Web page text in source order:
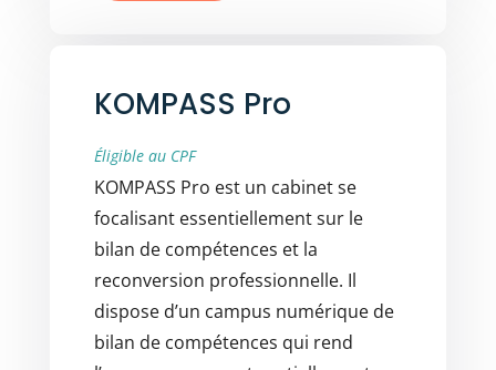
KOMPASS Pro
Éligible au CPF
KOMPASS Pro est un cabinet se
focalisant essentiellement sur le
bilan de compétences et la
reconversion professionnelle. Il
dispose d’un campus numérique de
bilan de compétences qui rend